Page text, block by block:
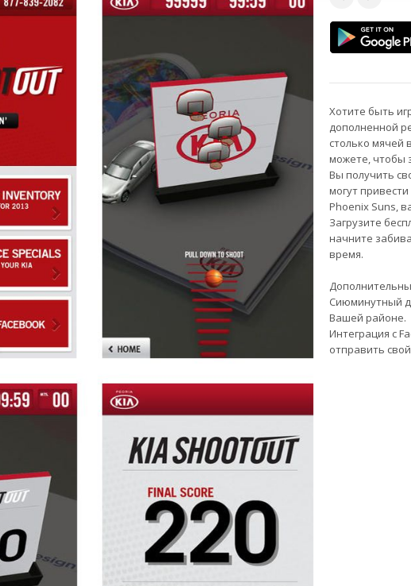
Хотите быть
дополненной
столько мячей
можете, чтобы
Вы получить
могут
Phoenix Suns,
Загрузите
начните
время.
Сиюминутный
Вашей районе.
Интеграция с
отправить